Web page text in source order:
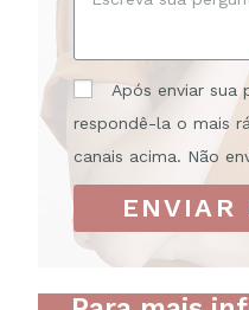
Após enviar sua
respondê-la o mais
canais acima. Não
ENVIAR